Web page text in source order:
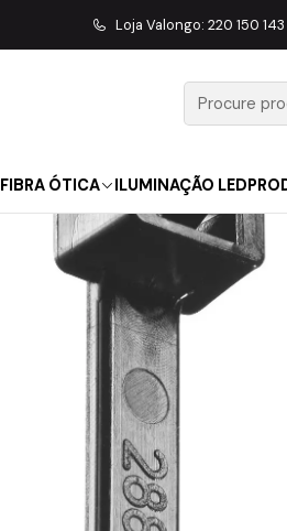
FIBRA ÓTICA ILUMINAÇÃO LED
Loja Valongo: 220 150
MATERIAL ELÉTRICO COMPONENTES